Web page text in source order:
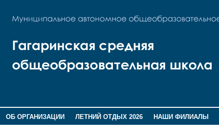
ОБ ОРГАНИЗАЦИИ ЛЕТНИЙ ОТДЫХ 2026
НАШИ ФИЛИАЛЫ